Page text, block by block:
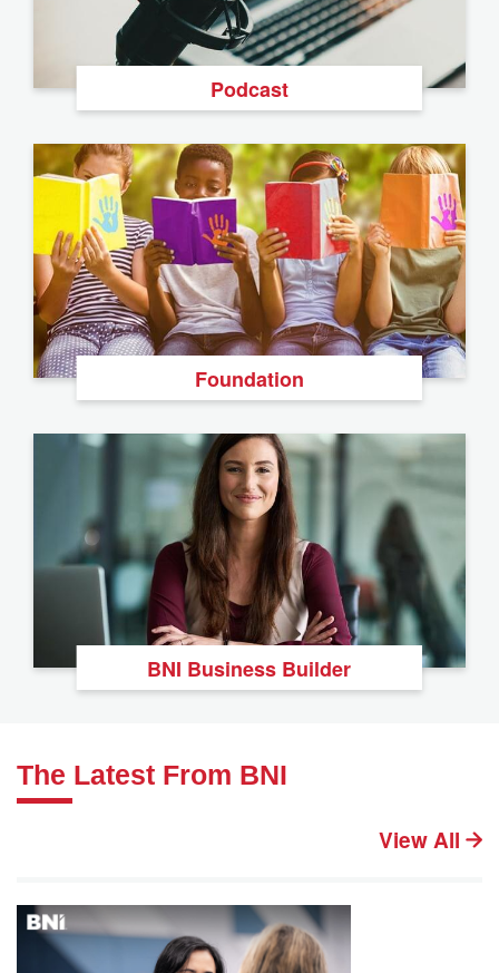
Podcast
Foundation
BNI Business Builder
The Latest From BNI
View All